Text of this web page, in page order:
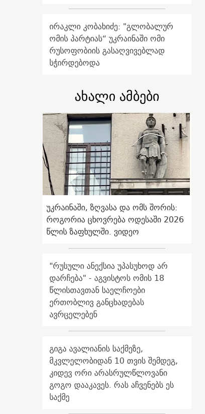
ირაკლი კობახიძე: "გლობალურ
ომის პარტიას“ უკრაინაში ომი
რუსოფობიის გასაღვივებლად
სჭირდებოდა
ახალი ამბები
უკრაინაში, ზღვასა და ომს შორის:
როგორია ცხოვრება ოდესაში 2026
წლის ზაფხულში. ვიდეო
"რუსული ანექსია უპასუხოდ არ
დარჩება" - აგვისტოს ომის 18
წლისთავთან საელჩოები
ერთობლივ განცხადებას
ავრცელებენ
გიგა ავალიანის საქმეზე,
მკვლელობიდან 10 თვის შემდეგ,
კიდევ ორი არასრულწლოვანი
გოგო დააკავეს. რას აჩვენებს ეს
საქმე